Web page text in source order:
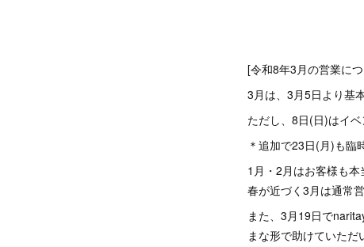
[令和8年3月の営業に
3月は、3月5日より基
ただし、8日(日)はイ
＊追加で23日(月)も臨
1月・2月はお客様も
春が近づく3月は通常
また、3月19日で
まな形で助けていた